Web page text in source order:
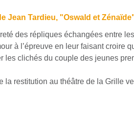
Jean Tardieu, "Oswald et
des répliques échangées entre
à l’épreuve en leur faisant croire
les clichés du couple des jeunes
la restitution au théâtre de la Grille